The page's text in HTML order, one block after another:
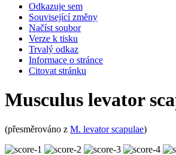
Odkazuje sem
Související změny
Načíst soubor
Verze k tisku
Trvalý odkaz
Informace o stránce
Citovat stránku
Musculus levator
(přesměrováno z M. levator scapulae)